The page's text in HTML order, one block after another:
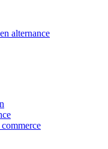
alternance